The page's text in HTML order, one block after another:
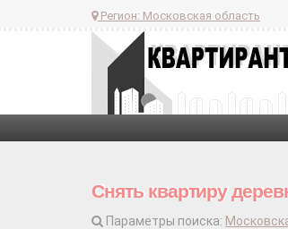
Регион: Московская область
Снять квартиру
Параметры поиска: